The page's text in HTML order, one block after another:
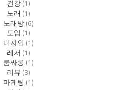
건강(1)
노래 (1)
노래방(6)
도입 (1)
디자인(1)
레저 (1)
룸싸롱(1)
리뷰(3)
마케팅 (1)